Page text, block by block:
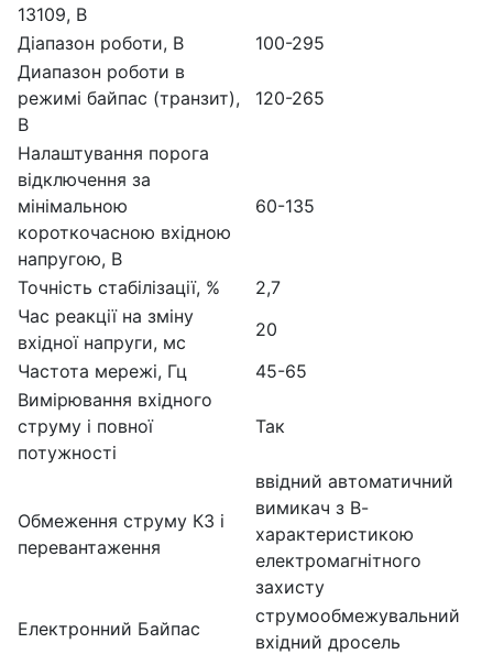
13109, В
Діапазон роботи, В
100-295
Диапазон роботи в
режимі байпас (транзит),
В
120-265
Налаштування порога
відключення за
мінімальною
короткочасною вхідною
напругою, В
60-135
Точність стабілізації, %
2,7
Час реакції на зміну
вхідної напруги, мс
20
Частота мережі, Гц
45-65
Вимірювання вхідного
струму і повної
потужності
Так
Обмеження струму КЗ і
перевантаження
ввідний автоматичний
вимикач з В-
характеристикою
електромагнітного
захисту
Електронний Байпас
струмообмежувальний
вхідний дросель